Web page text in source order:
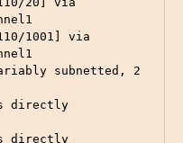
1001] via
directly
directly